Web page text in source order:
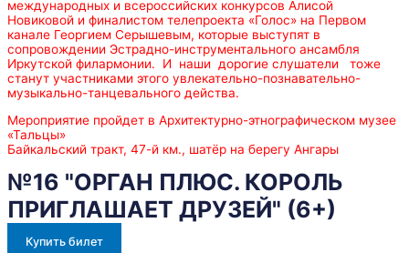
международных и всероссийских конкурсов Алисой
Новиковой и финалистом телепроекта «Голос» на Первом
канале Георгием Серышевым, которые выступят в
сопровождении Эстрадно-инструментального ансамбля
Иркутской филармонии. И наши дорогие слушатели тоже
станут участниками этого увлекательно-познавательно-
музыкально-танцевального действа.
Мероприятие пройдет в Архитектурно-этнографическом музее
«Тальцы»
Байкальский тракт, 47-й км., шатёр на берегу Ангары
№16 "ОРГАН ПЛЮС. КОРОЛЬ
ПРИГЛАШАЕТ ДРУЗЕЙ" (6+)
Купить билет